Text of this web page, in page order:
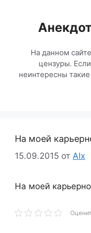
содержимому
На данном
цензуры.
неинтересны
На моей
15.09.2015 от Alx
На моей